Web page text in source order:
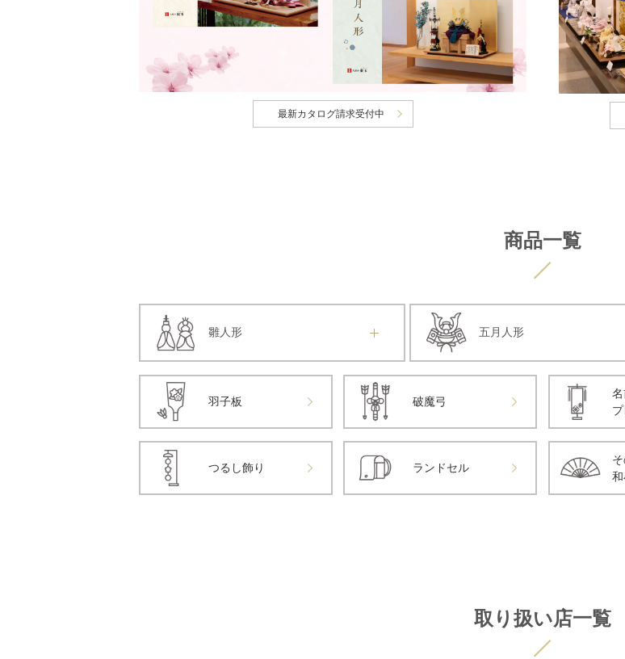
最新カタログ請求受付中
商品一覧
雛人形 五月人形
羽子板 破魔弓
名
つるし飾り ランドセル
取り扱い店一覧